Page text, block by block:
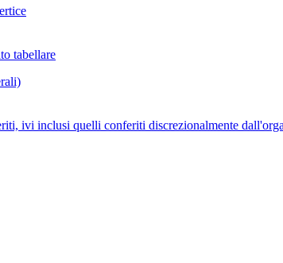
tabellare
ivi inclusi quelli conferiti discrezionalmente